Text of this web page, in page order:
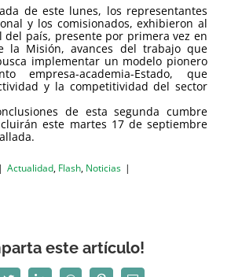
de este lunes, los representantes
y los comisionados, exhibieron al
del país, presente por primera vez en
la Misión, avances del trabajo que
implementar un modelo pionero
empresa-academia-Estado, que
y la competitividad del sector
de esta segunda cumbre
este martes 17 de septiembre
| Actualidad, Flash, Noticias |
este artículo!